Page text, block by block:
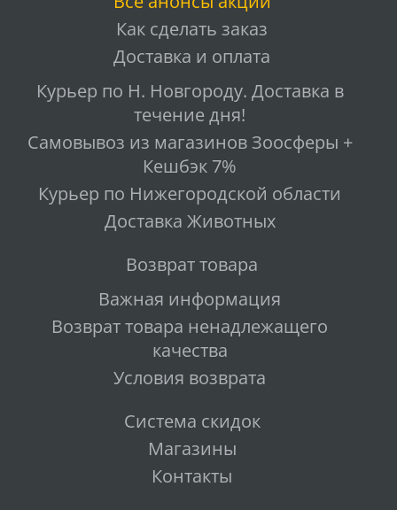
Как сделать заказ
Доставка и оплата
Курьер по Н. Новгороду. Доставка в
течение дня!
Самовывоз из магазинов Зоосферы +
Кешбэк 7%
Курьер по Нижегородской области
Доставка Животных
Возврат товара
Важная информация
Возврат товара ненадлежащего
качества
Условия возврата
Система скидок
Магазины
Контакты